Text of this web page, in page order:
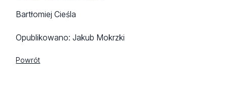
Bartłomiej Cieśla
Opublikowano:Jakub Mokrzki
Powrót